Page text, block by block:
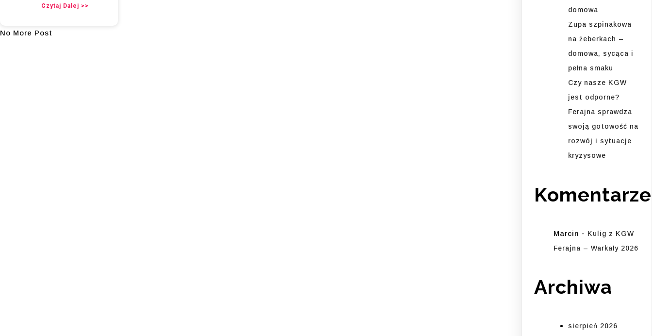
Czytaj Dalej >>
No More Post
domowa
Zupa szpinakowa
na żeberkach –
domowa, sycąca i
pełna smaku
Czy nasze KGW
jest odporne?
Ferajna sprawdza
swoją gotowość na
rozwój i sytuacje
kryzysowe
Komentarze
Marcin - Kulig z KGW
Ferajna – Warkały 2026
Archiwa
sierpień 2026